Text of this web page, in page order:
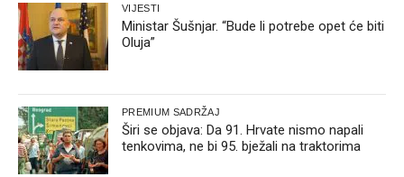
VIJESTI
Ministar Šušnjar. “Bude li potrebe opet će biti
Oluja”
PREMIUM SADRŽAJ
Širi se objava: Da 91. Hrvate nismo napali
tenkovima, ne bi 95. bježali na traktorima